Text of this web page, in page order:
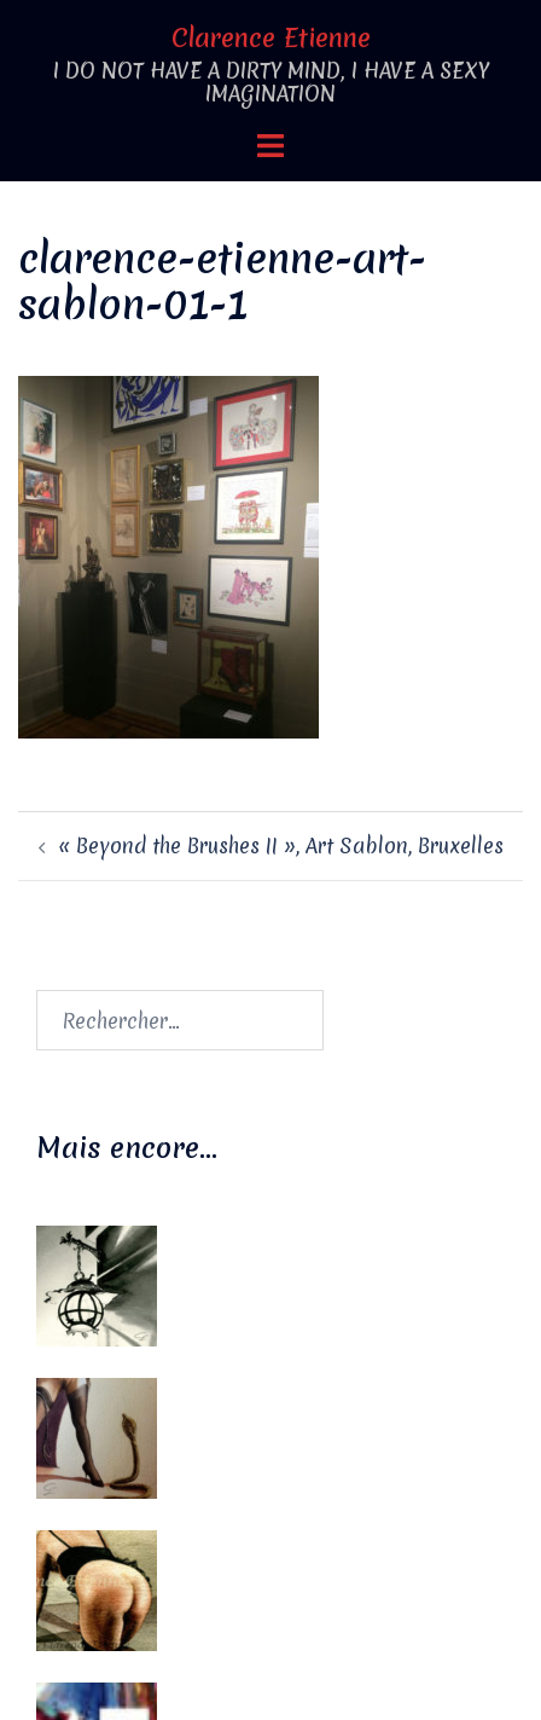
contenu
Clarence Etienne
I DO NOT HAVE A DIRTY MIND, I HAVE A SEXY
IMAGINATION
Ouvrir/fermer
clarence-etienne-art-
sablon-01-1
Navigation
d’article
« Beyond the Brushes II », Art Sablon, Bruxelles
Rechercher :
Mais encore…